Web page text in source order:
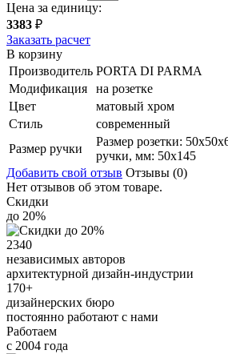
Цена за единицу:
3383 ₽
Заказать расчет
В корзину
Производитель PORTA DI PARMA
Модификация
на розетке
Цвет
матовый хром
Стиль
современный
Размер ручки
Размер розетки:
ручки, мм: 50x145
Добавить свой отзыв Отзывы (0)
Нет отзывов об этом товаре.
Скидки
до 20%
2340
независимых авторов
архитектурной дизайн-индустрии
170+
дизайнерских бюро
постоянно работают с нами
Работаем
с 2004 года